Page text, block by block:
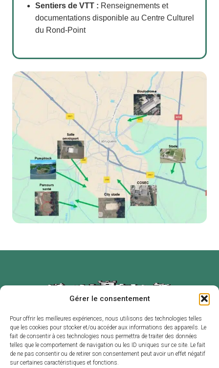
Gérer le consentement
Pour offrir les meilleures expériences, nous utilisons des technologies telles
que les cookies pour stocker et/ou accéder aux informations des appareils. Le
fait de consentir à ces technologies nous permettra de traiter des données
telles que le comportement de navigation ou les ID uniques sur ce site. Le fait
de ne pas consentir ou de retirer son consentement peut avoir un effet négatif
sur certaines caractéristiques et fonctions.
Sentiers de VTT : Renseignements et
documentations disponible au Centre Culturel
du Rond-Point
Mairie de
Labruguière
2 place de l’Hôtel
Horaires
d’ouverture
Du lundi au